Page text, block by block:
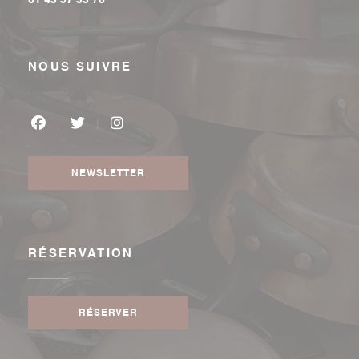
NOUS SUIVRE
NEWSLETTER
RÉSERVATION
RÉSERVER